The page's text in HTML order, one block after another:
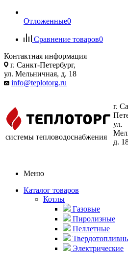
Отложенные0
Сравнение товаров0
Контактная информация
г. Санкт-Петербург,
ул. Мельничная, д. 18
info@teplotorg.ru
системы тепловодоснабжения
г.
ул.
д.
Меню
Каталог товаров
Котлы
Газовые
Пиролизные
Пеллетные
Электрические